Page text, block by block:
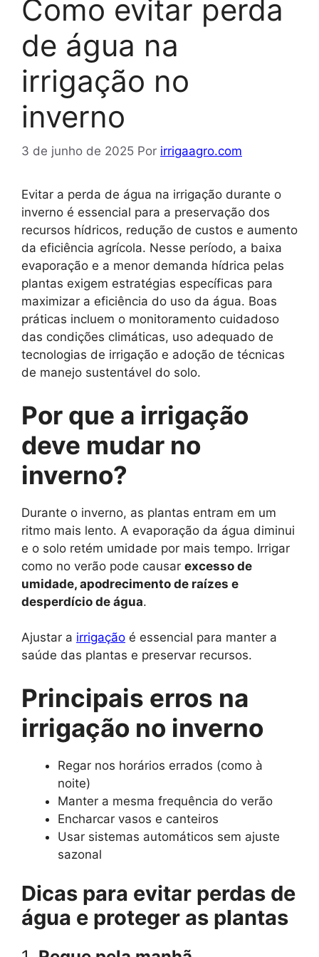
Como evitar perda
de água na
irrigação no
inverno
3 de junho de 2025 Por irrigaagro.com
Evitar a perda de água na irrigação durante o
inverno é essencial para a preservação dos
recursos hídricos, redução de custos e aumento
da eficiência agrícola. Nesse período, a baixa
evaporação e a menor demanda hídrica pelas
plantas exigem estratégias específicas para
maximizar a eficiência do uso da água. Boas
práticas incluem o monitoramento cuidadoso
das condições climáticas, uso adequado de
tecnologias de irrigação e adoção de técnicas
de manejo sustentável do solo.
Por que a irrigação
deve mudar no
inverno?
Durante o inverno, as plantas entram em um
ritmo mais lento. A evaporação da água diminui
e o solo retém umidade por mais tempo. Irrigar
como no verão pode causar excesso de
umidade, apodrecimento de raízes e
desperdício de água.
Ajustar a irrigação é essencial para manter a
saúde das plantas e preservar recursos.
Principais erros na
irrigação no inverno
Regar nos horários errados (como à
noite)
Manter a mesma frequência do verão
Encharcar vasos e canteiros
Usar sistemas automáticos sem ajuste
sazonal
Dicas para evitar perdas de
água e proteger as plantas